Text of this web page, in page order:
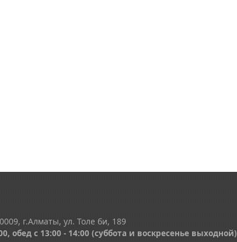
г.Алматы, ул. Толе би, 189
обед с 13:00 - 14:00 (суббота и воскресенье выходной)